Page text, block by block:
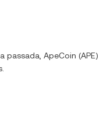
passada, ApeCoin (APE)